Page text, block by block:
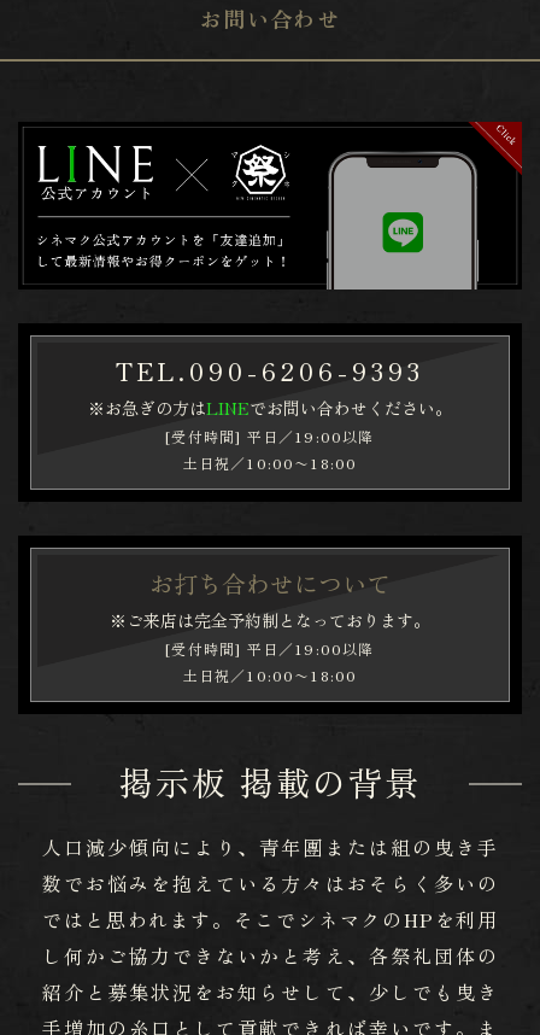
お問い合わせ
TEL. 090-6206-9393
※お急ぎの方はLINEでお問い合わせください。
[受付時間] 平日／19:00以降
土日祝／10:00〜18:00
お打ち合わせについて
※ご来店は完全予約制となっております。
[受付時間] 平日／19:00以降
土日祝／10:00〜18:00
掲示板 掲載の背景
人口減少傾向により、青年團または組の曳き手
数でお悩みを抱えている方々はおそらく多いの
ではと思われます。そこでシネマクのHPを利用
し何かご協力できないかと考え、各祭礼団体の
紹介と募集状況をお知らせして、少しでも曳き
手増加の糸口として貢献できれば幸いです。ま